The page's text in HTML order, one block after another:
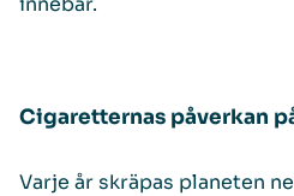
Cigaretternas påverkan
Varje år skräpas planeten